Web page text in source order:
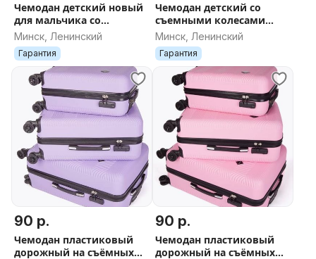
Чемодан детский новый
для мальчика со
съемными колесами из
ABS- пластика Тачки
Маквин
Минск, Ленинский
Гарантия
Чемодан детский со
съемными колесами
Принцессы 4
Минск, Ленинский
Гарантия
90 р.
Чемодан пластиковый
дорожный на съёмных
90 р.
Чемодан пластиковый
дорожный на съёмных